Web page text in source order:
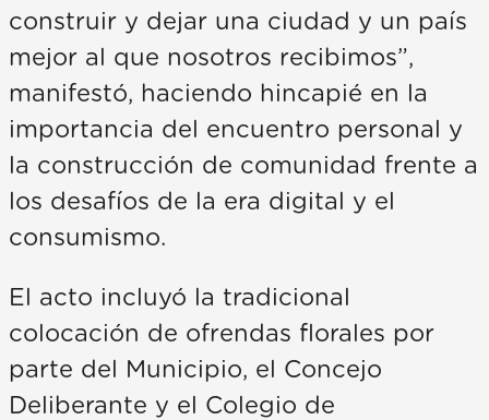
construir y dejar una ciudad y un país
mejor al que nosotros recibimos”,
manifestó, haciendo hincapié en la
importancia del encuentro personal y
la construcción de comunidad frente a
los desafíos de la era digital y el
consumismo.
El acto incluyó la tradicional
colocación de ofrendas florales por
parte del Municipio, el Concejo
Deliberante y el Colegio de